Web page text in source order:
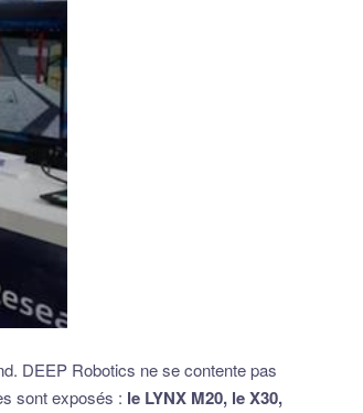
DEEP Robotics ne se contente pas
sont exposés : le LYNX M20, le X30,